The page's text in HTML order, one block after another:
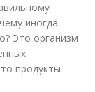
иногда
Это организм
продукты